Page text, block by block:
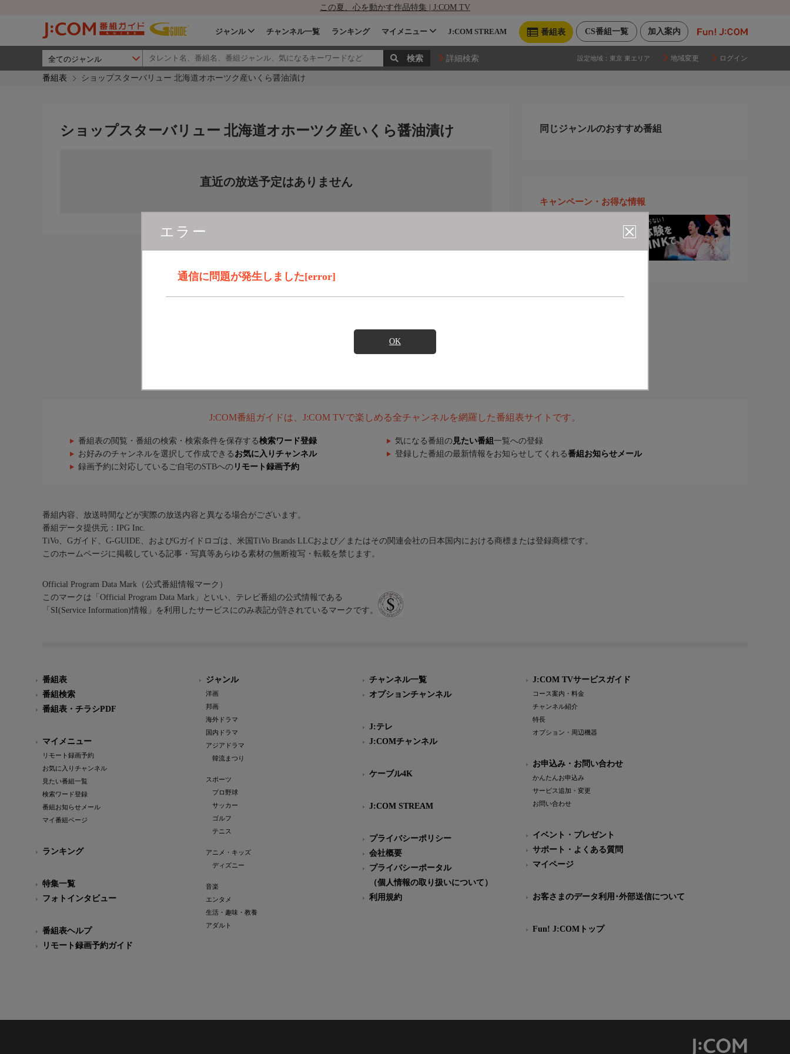
この夏、心を動かす作品特集 | J:COM TV
加入案内
CS番組一覧
番組表
ジャンル チャンネル一覧 ランキング マイメニュー J:COM STREAM
詳細検索 設定地域： 東京 東エリア 地域変更 ログイン
番組表 ショップスターバリュー 北海道オホーツク産いくら醤油漬け
エラー
通信に問題が発生しました[error]
OK
ショップスターバリュー 北海道オホーツク産いくら醤油漬け
直近の放送予定はありません
同じジャンルのおすすめ番組
キャンペーン・お得な情報
J:COM番組ガイドは、J:COM TVで楽しめる全チャンネルを網羅した番組表サイトです。
番組表の閲覧・番組の検索・検索条件を保存する検索ワード登録 気になる番組の 見たい番組 一覧への登録
お好みのチャンネルを選択して作成できる お気に入りチャンネル 登録した番組の最新情報をお知らせしてくれる番組お知らせメール
録画予約に対応しているご自宅のSTBへの リモート録画予約
番組内容、放送時間などが実際の放送内容と異なる場合がございます。
番組データ提供元：IPG Inc.
TiVo、Gガイド、G-GUIDE、およびGガイドロゴは、米国TiVo Brands LLCおよび／またはその関連会社の日本国内における商標または登録商標です。
このホームページに掲載している記事・写真等あらゆる素材の無断複写・転載を禁じます。
Official Program Data Mark（公式番組情報マーク）
このマークは「Official Program Data Mark」といい、テレビ番組の公式情報である
「SI(Service Information)情報」を利用したサービスにのみ表記が許されているマークです。
番組表
番組検索
番組表・チラシPDF
マイメニュー
リモート録画予約
お気に入りチャンネル
見たい番組一覧
検索ワード登録
番組お知らせメール
マイ番組ページ
ランキング
特集一覧
フォトインタビュー
番組表ヘルプ
リモート録画予約ガイド
ジャンル
洋画
邦画
海外ドラマ
国内ドラマ
アジアドラマ
韓流まつり
スポーツ
プロ野球
サッカー
ゴルフ
テニス
アニメ・キッズ
ディズニー
音楽
エンタメ
生活・趣味・教養
アダルト
チャンネル一覧
オプションチャンネル
J:テレ
J:COMチャンネル
ケーブル4K
J:COM STREAM
プライバシーポリシー
会社概要
プライバシーポータル
（個人情報の取り扱いについて）
利用規約
J:COM TVサービスガイド
コース案内・料金
チャンネル紹介
特長
オプション・周辺機器
お申込み・お問い合わせ
かんたんお申込み
サービス追加・変更
お問い合わせ
イベント・プレゼント
サポート・よくある質問
マイページ
お客さまのデータ利用･外部送信について
Fun! J:COMトップ